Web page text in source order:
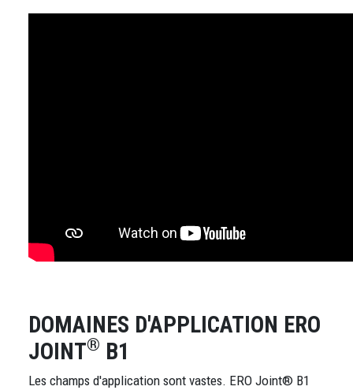
DOMAINES D'APPLICATION ERO
JOINT® B1
Les champs d'application sont vastes. ERO Joint® B1